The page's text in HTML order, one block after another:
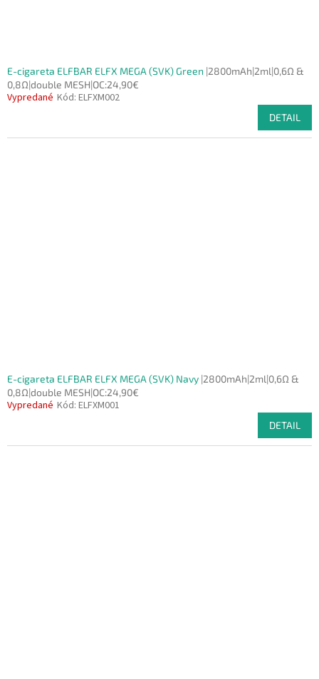
E-cigareta ELFBAR ELFX MEGA (SVK) Green |2800mAh|2ml|0,6Ω &
0,8Ω|double MESH|OC:24,90€
Vypredané Kód: ELFXM002
DETAIL
E-cigareta ELFBAR ELFX MEGA (SVK) Navy |2800mAh|2ml|0,6Ω &
0,8Ω|double MESH|OC:24,90€
Vypredané Kód: ELFXM001
DETAIL